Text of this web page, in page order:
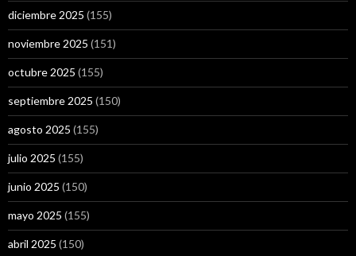
diciembre 2025 (155)
noviembre 2025 (151)
octubre 2025 (155)
septiembre 2025 (150)
agosto 2025 (155)
julio 2025 (155)
junio 2025 (150)
mayo 2025 (155)
abril 2025 (150)